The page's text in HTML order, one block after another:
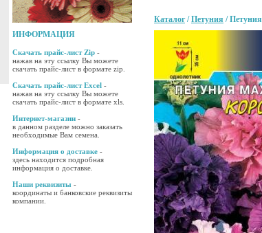
ИНФОРМАЦИЯ
Скачать прайс-лист Zip -
нажав на эту ссылку Вы можете
скачать прайс-лист в формате zip.
Скачать прайс-лист Excel -
нажав на эту ссылку Вы можете
скачать прайс-лист в формате xls.
Интернет-магазин -
в данном разделе можно заказать
необходимые Вам семена.
Информация о доставке -
здесь находится подробная
информация о доставке.
Наши реквизиты -
координаты и банковские реквизиты
компании.
Каталог/Петуния /